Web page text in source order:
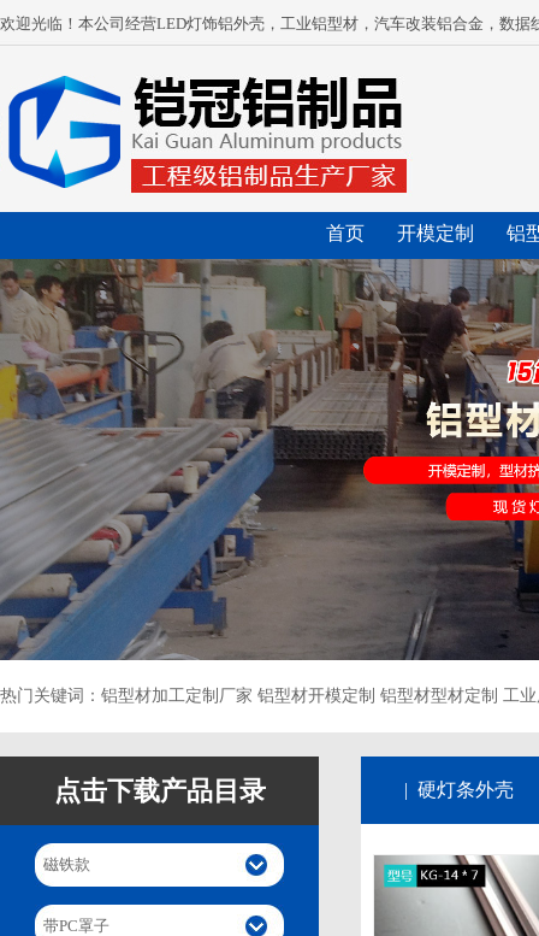
欢迎光临！本公司经营LED灯饰铝外壳，工业铝型材，汽车改装铝合金，数
首页 开模定制 铝
热门关键词：铝型材加工定制厂家 铝型材开模定制 铝型材型材定制 工
点击下载产品目录
磁铁款
带PC罩子
| 硬灯条外壳